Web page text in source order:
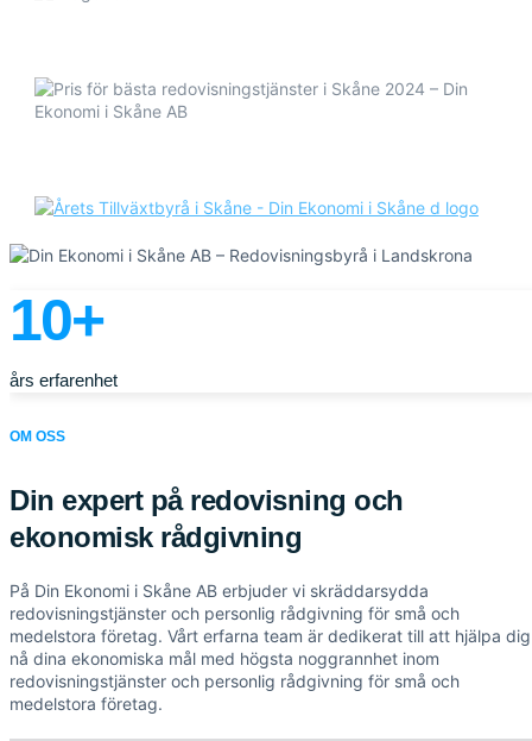
10+
års erfarenhet
OM OSS
Din expert på redovisning och
ekonomisk rådgivning
På Din Ekonomi i Skåne AB erbjuder vi skräddarsydda
redovisningstjänster och personlig rådgivning för små och
medelstora företag. Vårt erfarna team är dedikerat till att hjälpa dig
nå dina ekonomiska mål med högsta noggrannhet inom
redovisningstjänster och personlig rådgivning för små och
medelstora företag.